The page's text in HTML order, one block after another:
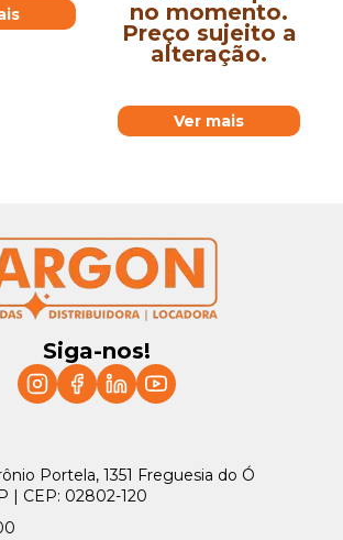
no momento.
Preço sujeito a
alteração.
Ver mais
Siga-nos!
Portela, 1351 Freguesia do Ó
| CEP: 02802-120